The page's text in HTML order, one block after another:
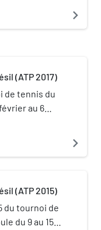
navigate_next
(ATP 2017)
de tennis du
au 6
en double.
navigate_next
(ATP 2015)
du tournoi de
du 9 au 15